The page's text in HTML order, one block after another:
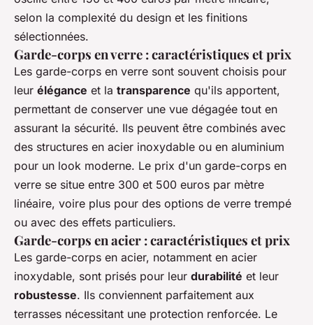
selon la complexité du design et les finitions
sélectionnées.
Garde-corps en verre : caractéristiques et prix
Les garde-corps en verre sont souvent choisis pour
leur élégance et la transparence qu'ils apportent,
permettant de conserver une vue dégagée tout en
assurant la sécurité. Ils peuvent être combinés avec
des structures en acier inoxydable ou en aluminium
pour un look moderne. Le prix d'un garde-corps en
verre se situe entre 300 et 500 euros par mètre
linéaire, voire plus pour des options de verre trempé
ou avec des effets particuliers.
Garde-corps en acier : caractéristiques et prix
Les garde-corps en acier, notamment en acier
inoxydable, sont prisés pour leur durabilité et leur
robustesse. Ils conviennent parfaitement aux
terrasses nécessitant une protection renforcée. Le